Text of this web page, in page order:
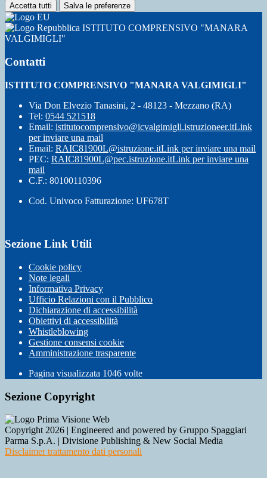
Accetta tutti Salva le preferenze
ISTITUTO COMPRENSIVO "MANARA
VALGIMIGLI"
Contatti
ISTITUTO COMPRENSIVO "MANARA VALGIMIGLI"
Via Don Elvezio Tanasini, 2 - 48123 - Mezzano (RA)
Tel: 0544 521518
Email: istitutocomprensivo@icvalgimigli.istruzioneer.itLink
per inviare una mail
Email: RAIC81900L@istruzione.itLink per inviare una mail
PEC: RAIC81900L@pec.istruzione.itLink per inviare una
mail
C.F.: 80100110396
Cod. Univoco Fatturazione: UF678T
Sezione Link Utili
Cookie policy
Note legali
Informativa Privacy
Ufficio Relazioni con il Pubblico
Dichiarazione di accessibilità
Obiettivi di accessibilità
Whistleblowing
Gestione consensi cookie
Amministrazione trasparente
Pagina visualizzata 1046 volte
Sezione Copyright
Copyright 2026 | Engineered and powered by Gruppo Spaggiari
Parma S.p.A. | Divisione Publishing & New Social Media
Disclaimer trattamento dati personali